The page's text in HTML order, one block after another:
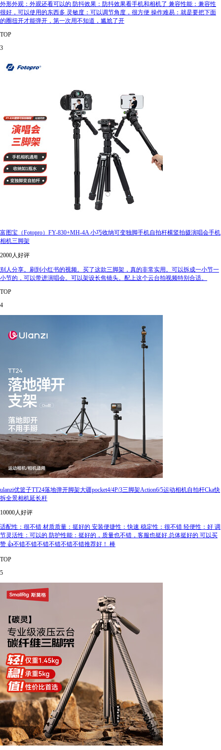
外形外观：外观还看可以的 防抖效果：防抖效果看手机和相机了 兼容性能：兼容性
很好，可以使用的东西多 灵敏度：可以调节角度，很方便 操作难易：就是要把下面
的圈扭开才能弹开，第一次用不知道，尴尬了开
TOP
3
富图宝（Fotopro）FY-830+MH-4A 小巧收纳可变独脚手机自拍杆横竖拍摄演唱会手机
相机三脚架
2000人好评
别人分享。刷到小红书的视频。买了这款三脚架，真的非常实用。可以拆成一小节一
小节的，可以带进演唱会。可以架设长焦镜头。配上这个云台拍视频特别合适。
TOP
4
ulanzi优篮子TT24落地弹开脚架大疆pocket4/4P/3三脚架Action6/5运动相机自拍杆Cka快
拆全景相机延长杆
10000人好评
适配性：很不错 材质质量：挺好的 安装便捷性：快速 稳定性：很不错 轻便性：好 调
节灵活性：可以的 防护性能：挺好的，质量也不错，客服也挺好 总体挺好的 可以买
赞 👍不错不错不错不错不错不错推荐好！ 棒
TOP
5